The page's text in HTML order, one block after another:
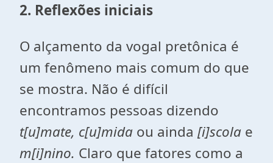
2. Reflexões iniciais
O alçamento da vogal pretônica é
um fenômeno mais comum do que
se mostra. Não é difícil
encontramos pessoas dizendo
t[u]mate, c[u]mida ou ainda [i]scola e
m[i]nino. Claro que fatores como a